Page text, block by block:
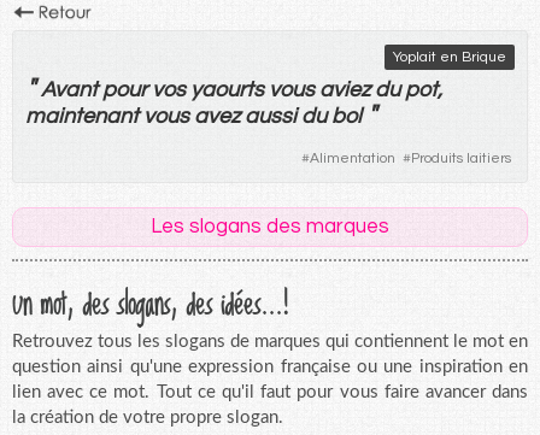
Yoplait en Brique
" Avant pour vos yaourts vous aviez du pot,
maintenant vous avez aussi du bol "
#Alimentation #Produits laitiers
Les slogans des marques
Un mot, des slogans, des idées...!
Retrouvez tous les slogans de marques qui contiennent le mot en
question ainsi qu'une expression française ou une inspiration en
lien avec ce mot. Tout ce qu'il faut pour vous faire avancer dans
la création de votre propre slogan.